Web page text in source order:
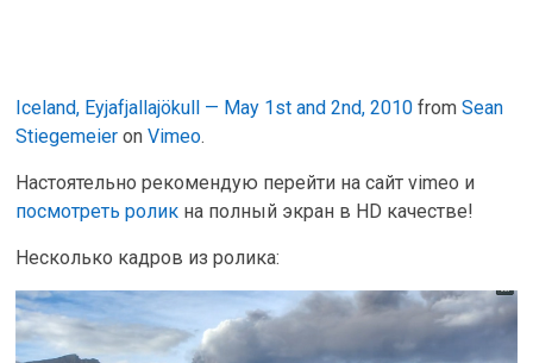
Iceland, Eyjafjallajökull — May 1st and 2nd, 2010 fromSean
Stiegemeier onVimeo.
Настоятельно рекомендую перейти на сайт vimeo и
посмотреть ролик на полный экран в HD качестве!
Несколько кадров из ролика: